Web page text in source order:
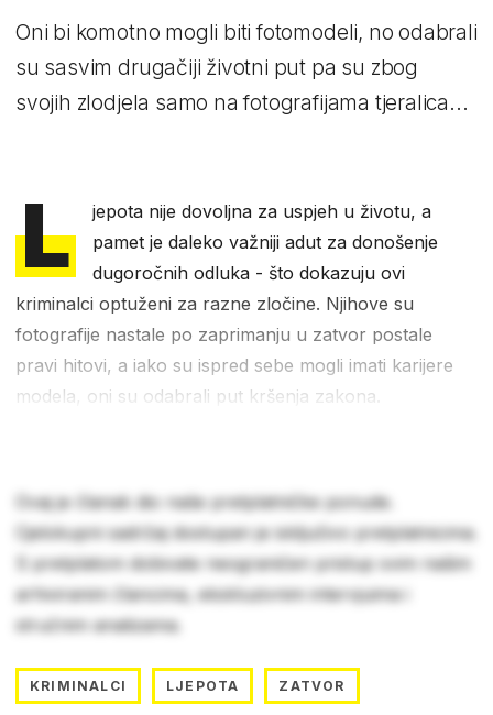
Oni bi komotno mogli biti fotomodeli, no odabrali
su sasvim drugačiji životni put pa su zbog
svojih zlodjela samo na fotografijama tjeralica...
L
jepota nije dovoljna za uspjeh u životu, a
pamet je daleko važniji adut za donošenje
dugoročnih odluka - što dokazuju ovi
kriminalci optuženi za razne zločine. Njihove su
fotografije nastale po zaprimanju u zatvor postale
pravi hitovi, a iako su ispred sebe mogli imati karijere
modela, oni su odabrali put kršenja zakona.
Ovaj je članak dio naše pretplatničke ponude.
Cjelokupni sadržaj dostupan je isključivo pretplatnicima.
S pretplatom dobivate neograničen pristup svim našim
arhiviranim člancima, ekskluzivnim intervjuima i
stručnim analizama.
KRIMINALCI LJEPOTA ZATVOR